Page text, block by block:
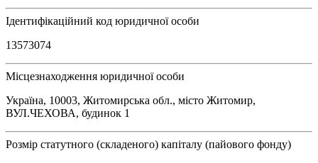
Ідентифікаційний код юридичної особи
13573074
Місцезнаходження юридичної особи
Україна, 10003, Житомирська обл., місто Житомир,
ВУЛ.ЧЕХОВА, будинок 1
Розмір статутного (складеного) капіталу (пайового фонду)